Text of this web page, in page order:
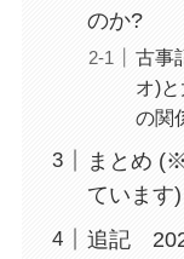
のか?
古事
オ)
の関
まとめ
ています)
追記